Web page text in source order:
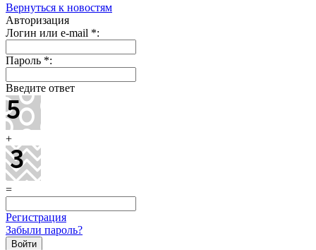
Вернуться к новостям
Авторизация
Логин или e-mail *:
Пароль *:
Введите ответ
+
=
Регистрация
Забыли пароль?